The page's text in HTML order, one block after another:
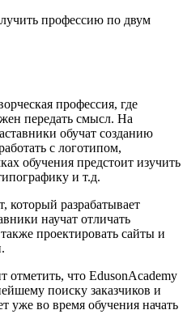
профессию по двум
профессия, где
передать смысл. На
обучат созданию
с логотипом,
обучения предстоит изучить
и т.д.
который разрабатывает
научат отличать
проектировать сайты и
отметить, что EdusonAcademy
поиску заказчиков и
уже во время обучения начать